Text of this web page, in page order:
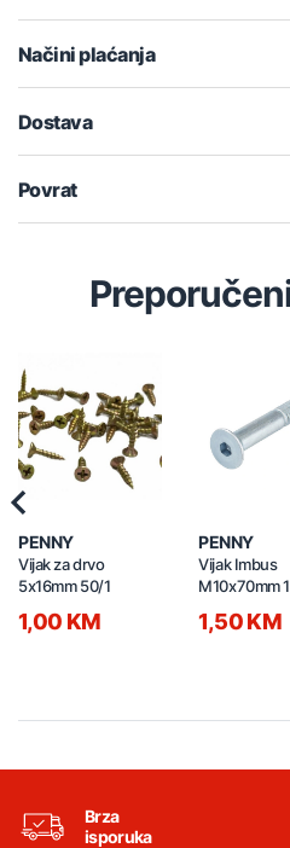
Načini plaćanja
Dostava
Povrat
PENNY
Vijak za drvo
5x16mm 50/1
1,00 KM
PENNY
Vijak Imbus
M10x70mm
1,50 KM
Brza
isporuka